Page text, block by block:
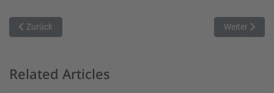
Vorheriger Beitrag: Comeback Sieg in Vilsbiburg
Zurück Nächster
Weiter
Related Articles